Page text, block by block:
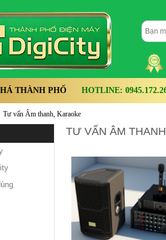
THÀNH PHỐ HOTLINE:
Tư vấn Âm thanh, Karaoke
TƯ VẤN ÂM